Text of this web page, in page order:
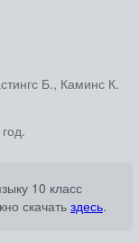
Б., Каминс К.
10 класс
скачать здесь.